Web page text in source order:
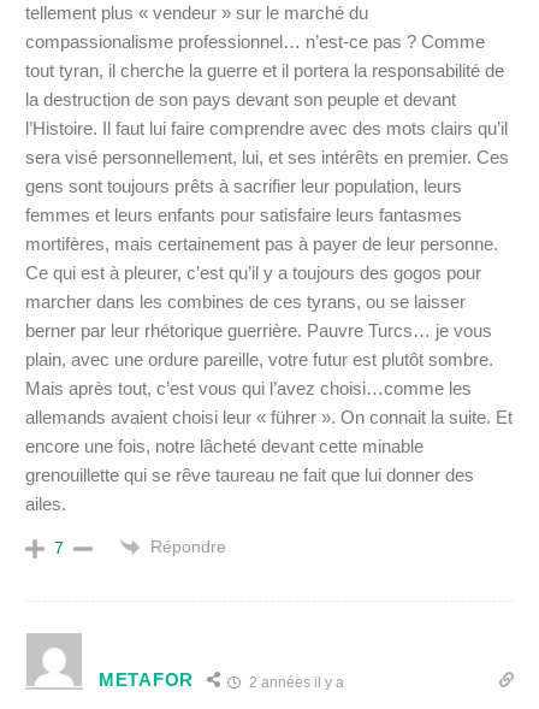
tellement plus « vendeur » sur le marché du
compassionalisme professionnel… n’est-ce pas ? Comme
tout tyran, il cherche la guerre et il portera la responsabilité de
la destruction de son pays devant son peuple et devant
l’Histoire. Il faut lui faire comprendre avec des mots clairs qu’il
sera visé personnellement, lui, et ses intérêts en premier. Ces
gens sont toujours prêts à sacrifier leur population, leurs
femmes et leurs enfants pour satisfaire leurs fantasmes
mortifères, mais certainement pas à payer de leur personne.
Ce qui est à pleurer, c’est qu’il y a toujours des gogos pour
marcher dans les combines de ces tyrans, ou se laisser
berner par leur rhétorique guerrière. Pauvre Turcs… je vous
plain, avec une ordure pareille, votre futur est plutôt sombre.
Mais après tout, c’est vous qui l’avez choisi…comme les
allemands avaient choisi leur « führer ». On connait la suite. Et
encore une fois, notre lâcheté devant cette minable
grenouillette qui se rêve taureau ne fait que lui donner des
ailes.
7 Répondre
METAFOR 2 années il y a